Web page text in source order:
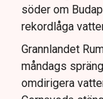
söder om
rekordlåga
Grannlandet
måndags
omdirigera